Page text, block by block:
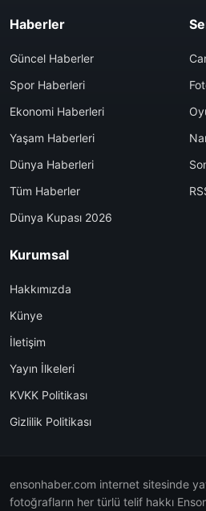
Haberler
Güncel Haberler
Spor Haberleri
Ekonomi Haberleri
Yaşam Haberleri
Dünya Haberleri
Tüm Haberler
Dünya Kupası 2026
Kurumsal
Hakkımızda
Künye
İletişim
Yayın İlkeleri
KVKK Politikası
Gizlilik Politikası
ensonhaber.com internet sitesinde
fotoğrafların her türlü telif hakkı